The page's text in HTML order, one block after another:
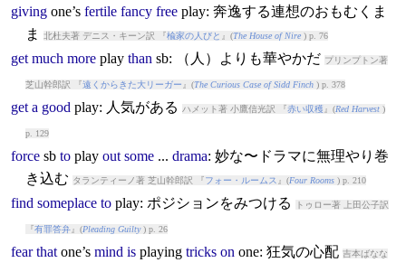
givingone’s fertile fancy free play: 奔逸する連想のおもむくま
ま
北杜夫著 デニス・キーン訳 『楡家の人びと 』(The House of Nire) p. 76
get much more play thansb: （人）よりも華やかだ プリンプトン著
芝山幹郎訳 『遠くからきた大リーガー 』(The Curious Case of Sidd Finch) p. 378
get a good play: 人気がある ハメット著 小鷹信光訳 『赤い収穫 』(Red Harvest)
p. 129
forcesb to play out some... drama: 妙な〜ドラマに無理やり巻
き込む タランティーノ著 芝山幹郎訳 『 フォー・ルームス 』(Four Rooms) p. 210
find someplace to play: ポジションをみつける トゥロー著 上田公子訳
『有罪答弁』(Pleading Guilty) p. 26
fear thatone’s mind is playing tricks onone: 狂気の心配 吉本ばなな